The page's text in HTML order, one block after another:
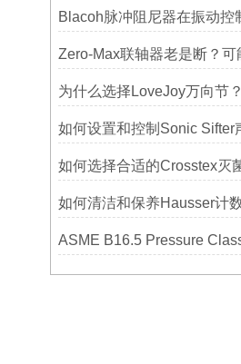
为什么选择LoveJoy万向节？